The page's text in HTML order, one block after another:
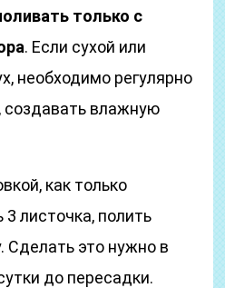
только с
. Если сухой или
необходимо регулярно
создавать влажную
как только
3 листочка, полить
Сделать это нужно в
до пересадки.